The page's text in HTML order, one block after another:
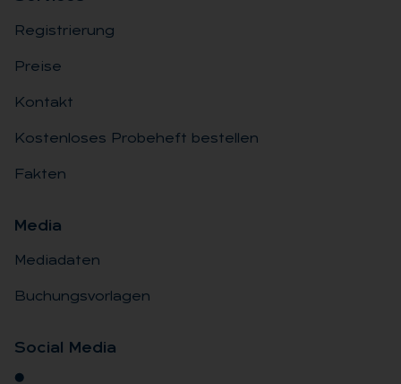
Registrierung
Preise
Kontakt
Kostenloses Probeheft bestellen
Fakten
Me­dia
Mediadaten
Buchungsvorlagen
So­ci­al Me­dia